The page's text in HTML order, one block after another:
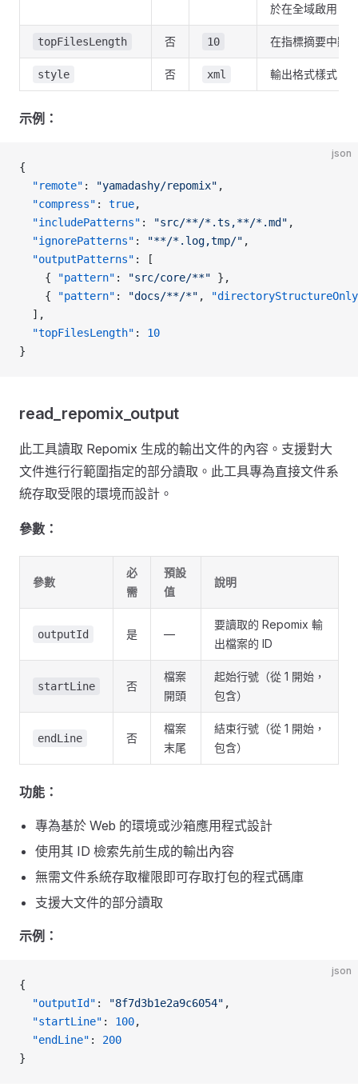
於在全域啟用
topFilesLength 否 10 在指標摘要中顯
style 否 xml 輸出格式樣式：
示例：
json
{
  "remote"
: "yamadashy/repomix" ,
  "compress"
: true,
  "includePatterns"
: "src/**/*.ts,**/*.md" ,
  "ignorePatterns"
: "**/*.log,tmp/" ,
  "outputPatterns"
: [
    {
"pattern" : "src/core/**" },
    {
"pattern" : "docs/**/*" ,
  ],
  "topFilesLength"
: 10
}
read_repomix_output
此工具讀取 Repomix 生成的輸出文件的內容。支援對大
文件進行行範圍指定的部分讀取。此工具專為直接文件系
統存取受限的環境而設計。
參數：
參數
必
需
預設
值
說明
outputId 是 —
要讀取的 Repomix 輸
出檔案的 ID
startLine 否
檔案
開頭
起始行號（從 1 開始，
包含）
endLine 否
檔案
末尾
結束行號（從 1 開始，
包含）
功能：
專為基於 Web 的環境或沙箱應用程式設計
使用其 ID 檢索先前生成的輸出內容
無需文件系統存取權限即可存取打包的程式碼庫
支援大文件的部分讀取
示例：
json
{
  "outputId"
: "8f7d3b1e2a9c6054" ,
  "startLine"
: 100,
  "endLine"
: 200
}